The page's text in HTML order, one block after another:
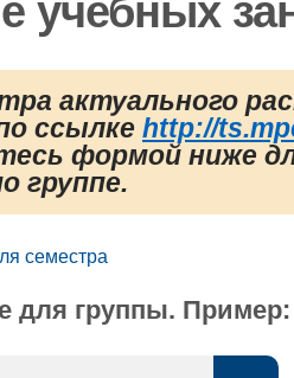
учебных
актуального
ссылке http://
формой ниже
группе.
семестра
для группы.